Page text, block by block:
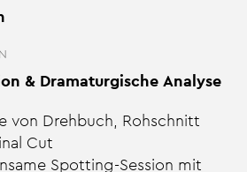
& Dramaturgische Analyse
von Drehbuch, Rohschnitt
Cut
Spotting-Session mit